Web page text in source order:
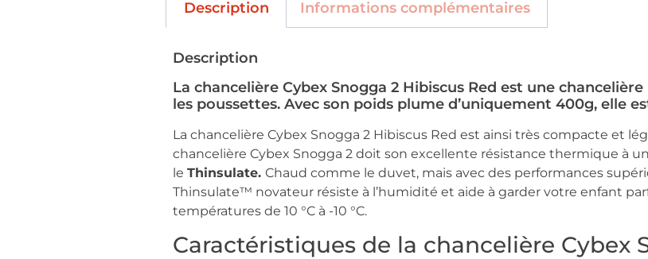
Description Informations complémentaires
Description
La chancelière Cybex Snogga 2 Hibiscus Red est une
les poussettes. Avec son poids plume d’uniquement 400g, elle
La chancelière Cybex Snogga 2 Hibiscus Red est ainsi très compacte et
chancelière Cybex Snogga 2 doit son excellente résistance thermique à
le Thinsulate. Chaud comme le duvet, mais avec des performances
Thinsulate™ novateur résiste à l’humidité et aide à garder votre enfant
températures de 10 °C à -10 °C.
Caractéristiques de la chancelière Cybex